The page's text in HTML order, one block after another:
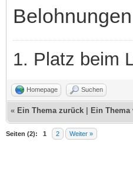
1. Platz beim
Homepage Suchen
« Ein Thema zurück Ein Thema
Seiten (2): 1 2 Weiter »